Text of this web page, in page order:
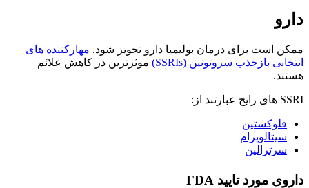
دارو
ممکن است برای درمان بولیمیا دارو تجویز شود. مهارکننده های
انتخابی بازجذب سروتونین (SSRIs)
موثرترین در کاهش علائم
هستند.
SSRI های رایج عبارتند از:
فلوکستین
سیتالوپرام
سرترالین
داروی مورد تایید FDA